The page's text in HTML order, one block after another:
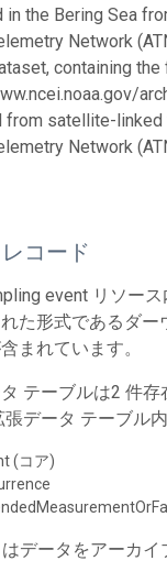
in the Bering Sea
Network
containing
satellite-linked
Network
コード
event リソー
た形式であるダー
まれています。
テーブルは2 件
データ テーブル
(コア)
データをアーカ